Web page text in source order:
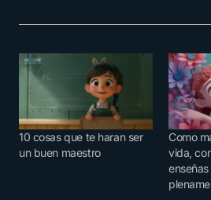
10 cosas que te haran ser
un buen maestro
Como
vida,